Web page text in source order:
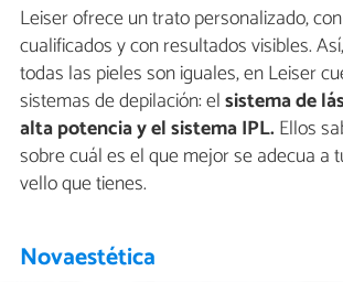
Leiser ofrece un trato personalizado,
cualificados y con resultados visibles.
todas las pieles son iguales, en Leiser
sistemas de depilación: elsistema de
alta potencia y el sistema IPL.Ellos
sobre cuál es el que mejor se adecua a
vello que tienes.
Novaestética